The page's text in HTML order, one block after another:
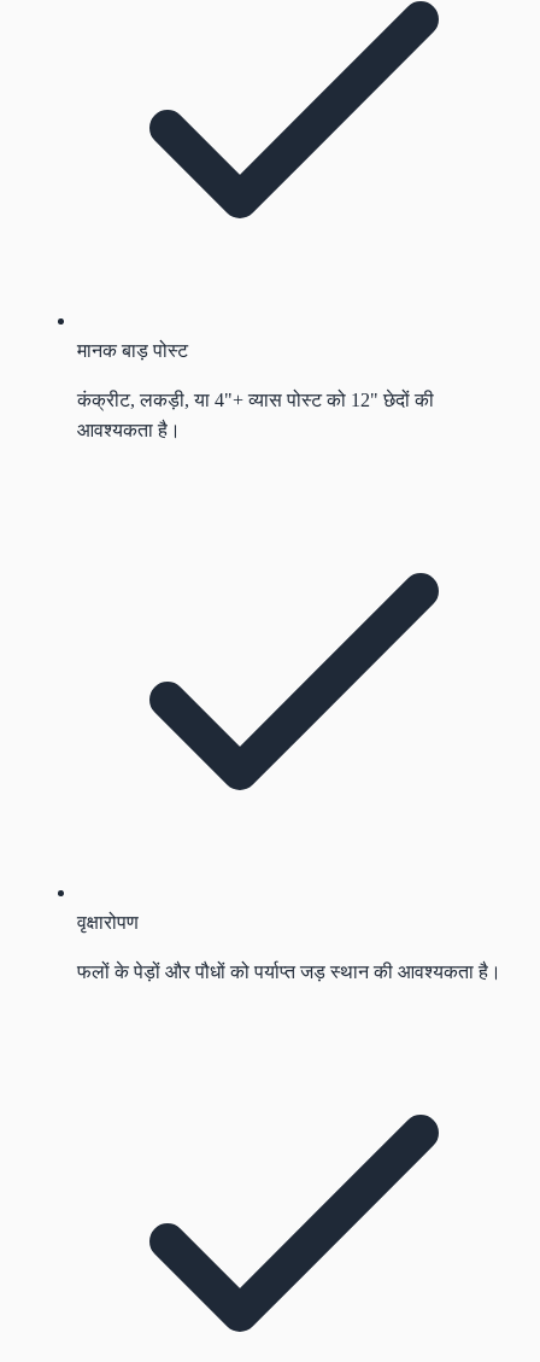
मानक बाड़ पोस्ट
कंक्रीट, लकड़ी, या 4"+ व्यास पोस्ट को 12" छेदों की
आवश्यकता है।
वृक्षारोपण
फलों के पेड़ों और पौधों को पर्याप्त जड़ स्थान की आवश्यकता है।